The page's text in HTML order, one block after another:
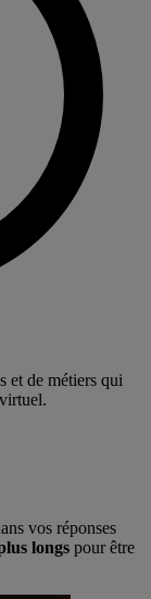
et de métiers qui
vos réponses
longs pour être